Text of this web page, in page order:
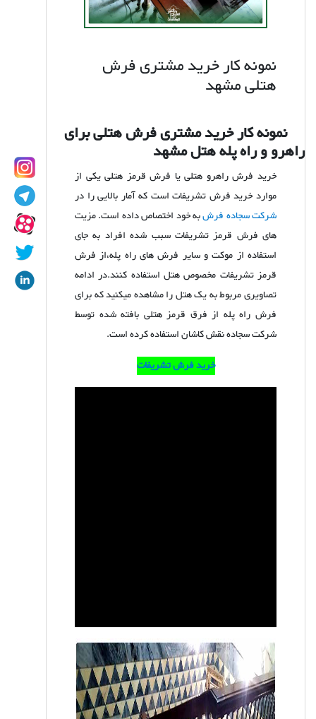
نمونه کار خرید مشتری فرش
هتلی مشهد
نمونه کار خرید مشتری فرش هتلی برای
راهرو و راه پله هتل مشهد
خرید فرش راهرو هتلی یا فرش قرمز هتلی یکی از
موارد خرید فرش تشریفات است که آمار بالایی را در
شرکت سجاده فرشبه خود اختصاص داده است. مزیت
های فرش قرمز تشریفات سبب شده افراد به جای
استفاده از موکت و سایر فرش های راه پله،از فرش
قرمز تشریفات مخصوص هتل استفاده کنند.در ادامه
تصاویری مربوط به یک هتل را مشاهده میکنید که برای
فرش راه پله از فرق قرمز هتلی بافته شده توسط
شرکت سجاده نقش کاشان استفاده کرده است.
خرید فرش تشریفات